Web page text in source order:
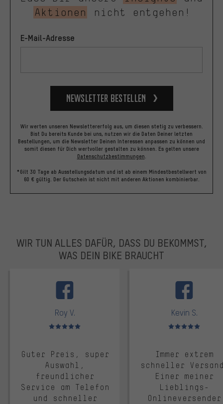
Aktionen
nicht entgehen!
E-Mail-Adresse
Newsletter bestellen
Wir werten unseren Newslettererfolg aus, um diesen stetig zu verbessern.
Bist Du bereits Kunde bei uns, nutzen wir die Daten Deiner letzten
Bestellungen, um die Newsletter Deinen Interessen anpassen zu können und
somit diesen für Dich wertvoller gestalten zu können. Es gelten unsere
Datenschutzbestimmungen.
*Gilt 30 Tage ab Ausstellungsdatum und ist ab einem Mindestbestellwert von
60 € gültig. Der Gutschein ist nicht mit anderen Aktionen kombinierbar.
WIR TUN ALLES DAFÜR, DASS DU BEKOMMST,
WAS DEIN BIKE BRAUCHT
Roy V.
Bewertungen: 5 von 5
Guter Preis, super
Auswahl,
freundlicher
Service am Telefon
und schneller
Kevin S.
Bewertungen: 5 von 5
Immer extrem
schneller
Einer meiner
Lieblings-
Onlineversender